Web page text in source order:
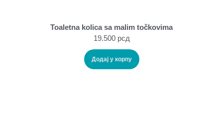
Toaletna kolica sa malim točkovima
19.500 рсд
Додај у корпу